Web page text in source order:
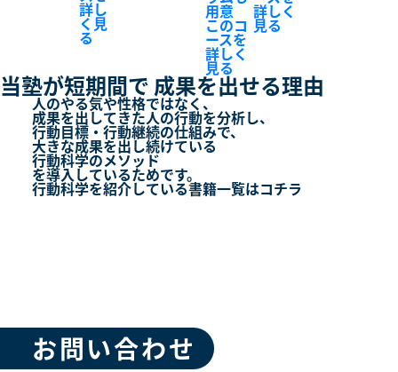
詳し
く見
る
用意
このコ
ースを
詳しく
見る
詳しく
見る
当塾が短期間で 成果を出せる理由
人のやる気や性格ではなく、
成果を出してきた人の行動を分析し、
行動目標・行動継続の仕組みで、
大きな成果を出し続けている
行動科学のメソッド
を導入しているためです。
行動科学を紹介している書籍一覧はコチラ
お問い合わせ